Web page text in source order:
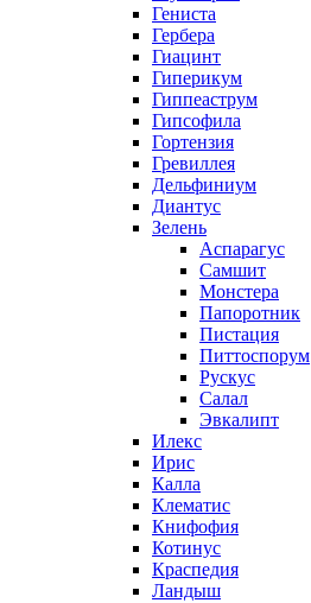
Гениста
Гербера
Гиацинт
Гиперикум
Гиппеаструм
Гипсофила
Гортензия
Гревиллея
Дельфиниум
Диантус
Зелень
Аспарагус
Самшит
Монстера
Папоротник
Пистация
Питтоспорум
Рускус
Салал
Эвкалипт
Илекс
Ирис
Калла
Клематис
Книфофия
Котинус
Краспедия
Ландыш